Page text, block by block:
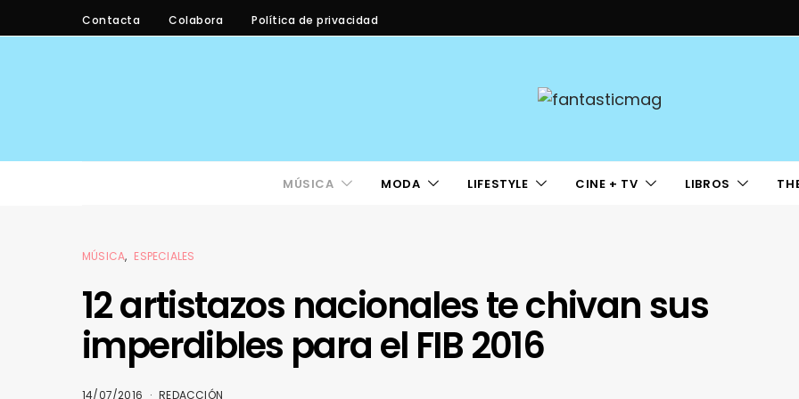
Contacta Colabora Política de privacidad
MÚSICA MODA LIFESTYLE CINE + TV LIBROS
MÚSICA ESPECIALES
12 artistazos nacionales te chivan sus
imperdibles para el FIB 2016
14/07/2016 REDACCIÓN